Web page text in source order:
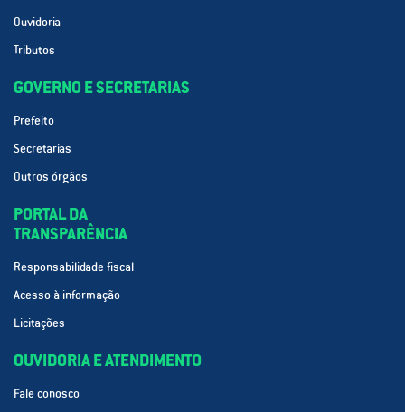
Ouvidoria
Tributos
GOVERNO E SECRETARIAS
Prefeito
Secretarias
Outros órgãos
PORTAL DA
TRANSPARÊNCIA
Responsabilidade fiscal
Acesso à informação
Licitações
OUVIDORIA E ATENDIMENTO
Fale conosco